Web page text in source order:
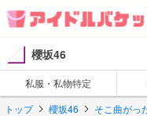
櫻坂46
私服・私物特定
トップ
櫻坂46 そこ曲がっ